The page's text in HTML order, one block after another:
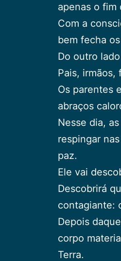
apenas o fim
Com a
bem fecha
Do outro
Pais, irmãos,
Os parentes
abraços
Nesse dia,
respingar
paz.
Ele vai
Descobrirá
contagiante:
Depois
corpo
Terra.